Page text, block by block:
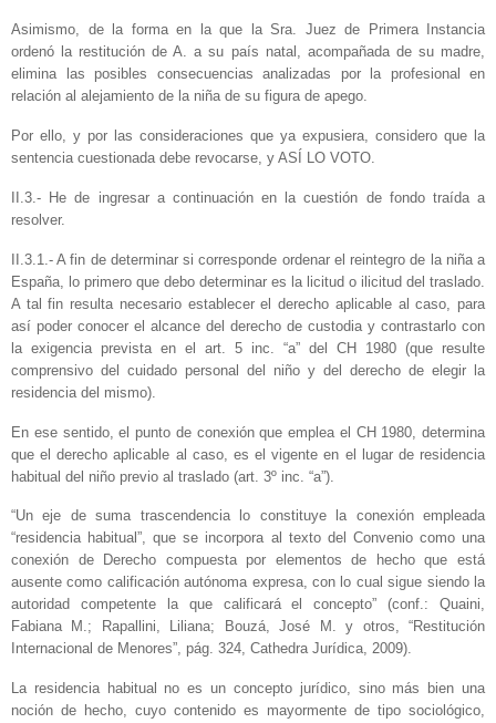
Asimismo, de la forma en la que la Sra. Juez de Primera Instancia
ordenó la restitución de A. a su país natal, acompañada de su madre,
elimina las posibles consecuencias analizadas por la profesional en
relación al alejamiento de la niña de su figura de apego.
Por ello, y por las consideraciones que ya expusiera, considero que la
sentencia cuestionada debe revocarse, y ASÍ LO VOTO.
II.3.- He de ingresar a continuación en la cuestión de fondo traída a
resolver.
II.3.1.- A fin de determinar si corresponde ordenar el reintegro de la niña a
España, lo primero que debo determinar es la licitud o ilicitud del traslado.
A tal fin resulta necesario establecer el derecho aplicable al caso, para
así poder conocer el alcance del derecho de custodia y contrastarlo con
la exigencia prevista en el art. 5 inc. “a” del CH 1980 (que resulte
comprensivo del cuidado personal del niño y del derecho de elegir la
residencia del mismo).
En ese sentido, el punto de conexión que emplea el CH 1980, determina
que el derecho aplicable al caso, es el vigente en el lugar de residencia
habitual del niño previo al traslado (art. 3º inc. “a”).
“Un eje de suma trascendencia lo constituye la conexión empleada
“residencia habitual”, que se incorpora al texto del Convenio como una
conexión de Derecho compuesta por elementos de hecho que está
ausente como calificación autónoma expresa, con lo cual sigue siendo la
autoridad competente la que calificará el concepto” (conf.: Quaini,
Fabiana M.; Rapallini, Liliana; Bouzá, José M. y otros, “Restitución
Internacional de Menores”, pág. 324, Cathedra Jurídica, 2009).
La residencia habitual no es un concepto jurídico, sino más bien una
noción de hecho, cuyo contenido es mayormente de tipo sociológico,